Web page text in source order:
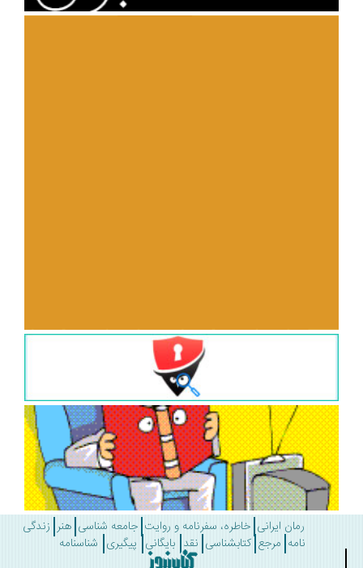
رمان ایرانی خاطره، سفرنامه و روایت جامعه شناسی هنر زندگی
مرجع کتابشناسی نقد بایگانی پیگیری شناسنامه